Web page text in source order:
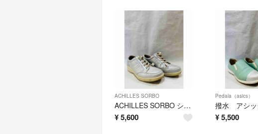
ACHILLES SORBO
ACHILLES SORBO シルバー レザースニーカー 4E 24
¥5,600
Pedala（asics）
¥5,500